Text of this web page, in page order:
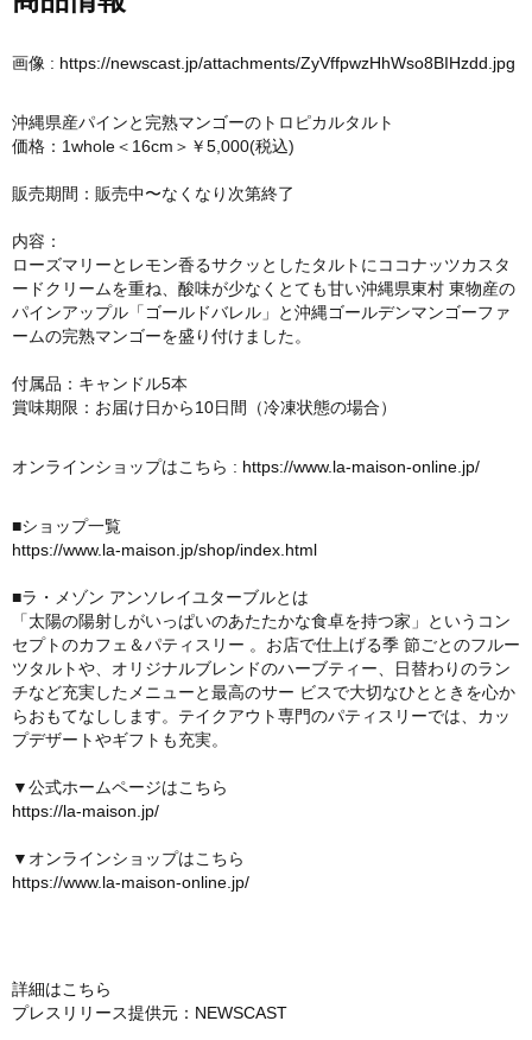
画像 : https://newscast.jp/attachments/ZyVffpwzHhWso8BIHzdd.jpg
沖縄県産パインと完熟マンゴーのトロピカルタルト
価格：1whole＜16cm＞￥5,000(税込)
販売期間：販売中〜なくなり次第終了
内容：
ローズマリーとレモン香るサクッとしたタルトにココナッツカスタ
ードクリームを重ね、酸味が少なくとても甘い沖縄県東村 東物産の
パインアップル「ゴールドバレル」と沖縄ゴールデンマンゴーファ
ームの完熟マンゴーを盛り付けました。
付属品：キャンドル5本
賞味期限：お届け日から10日間（冷凍状態の場合）
オンラインショップはこちら : https://www.la-maison-online.jp/
■ショップ一覧
https://www.la-maison.jp/shop/index.html
■ラ・メゾン アンソレイユターブルとは
「太陽の陽射しがいっぱいのあたたかな⾷卓を持つ家」というコン
セプトのカフェ＆パティスリー 。お店で仕上げる季 節ごとのフルー
ツタルトや、オリジナルブレンドのハーブティー、⽇替わりのラン
チなど充実したメニューと最⾼のサー ビスで⼤切なひとときを⼼か
らおもてなしします。テイクアウト専⾨のパティスリーでは、カッ
プデザートやギフトも充実。
▼公式ホームページはこちら
https://la-maison.jp/
▼オンラインショップはこちら
https://www.la-maison-online.jp/
詳細はこちら
プレスリリース提供元：NEWSCAST